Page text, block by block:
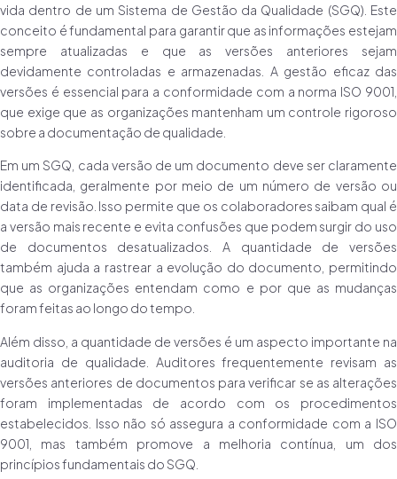
vida dentro de um Sistema de Gestão da Qualidade (SGQ). Este
conceito é fundamental para garantir que as informações estejam
sempre atualizadas e que as versões anteriores sejam
devidamente controladas e armazenadas. A gestão eficaz das
versões é essencial para a conformidade com a norma ISO 9001,
que exige que as organizações mantenham um controle rigoroso
sobre a documentação de qualidade.
Em um SGQ, cada versão de um documento deve ser claramente
identificada, geralmente por meio de um número de versão ou
data de revisão. Isso permite que os colaboradores saibam qual é
a versão mais recente e evita confusões que podem surgir do uso
de documentos desatualizados. A quantidade de versões
também ajuda a rastrear a evolução do documento, permitindo
que as organizações entendam como e por que as mudanças
foram feitas ao longo do tempo.
Além disso, a quantidade de versões é um aspecto importante na
auditoria de qualidade. Auditores frequentemente revisam as
versões anteriores de documentos para verificar se as alterações
foram implementadas de acordo com os procedimentos
estabelecidos. Isso não só assegura a conformidade com a ISO
9001, mas também promove a melhoria contínua, um dos
princípios fundamentais do SGQ.